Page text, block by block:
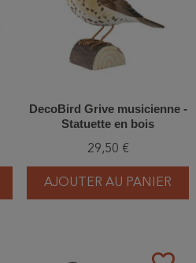
DecoBird Grive musicienne -
Statuette en bois
29,50 €
AJOUTER AU PANIER